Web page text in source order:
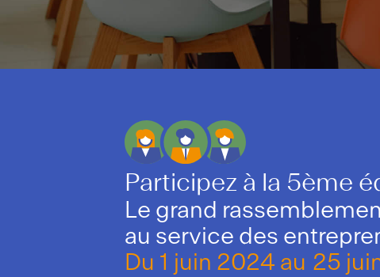
Participez à la 5ème
Le grand
au service des
Du 1 juin 2024 au 25